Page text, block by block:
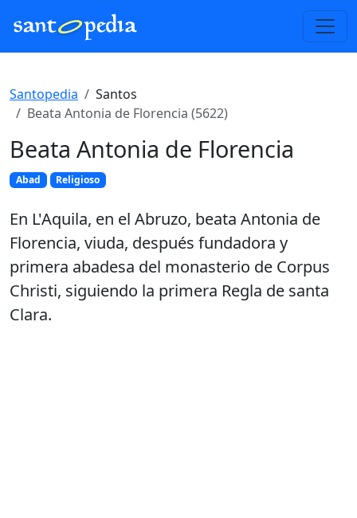
Santopedia
Santos
Beata Antonia de Florencia (5622)
Beata Antonia de Florencia
Abad Religioso
En L'Aquila, en el Abruzo, beata Antonia de
Florencia, viuda, después fundadora y
primera abadesa del monasterio de Corpus
Christi, siguiendo la primera Regla de santa
Clara.